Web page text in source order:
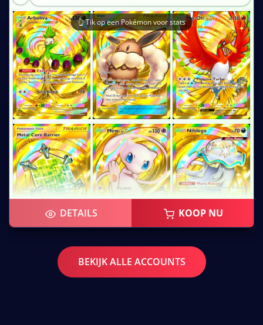
👆 Tik op een Pokémon voor stats
DETAILS KOOP NU
BEKIJK ALLE ACCOUNTS